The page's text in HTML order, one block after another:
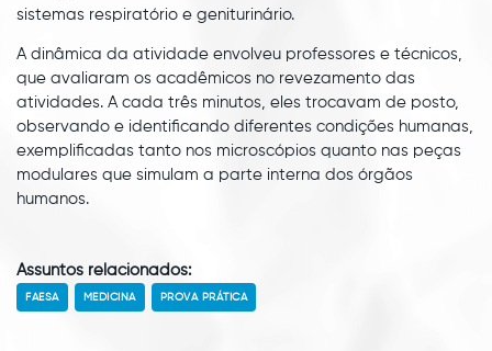
sistemas respiratório e geniturinário.
A dinâmica da atividade envolveu professores e técnicos,
que avaliaram os acadêmicos no revezamento das
atividades. A cada três minutos, eles trocavam de posto,
observando e identificando diferentes condições humanas,
exemplificadas tanto nos microscópios quanto nas peças
modulares que simulam a parte interna dos órgãos
humanos.
Assuntos relacionados:
FAESA MEDICINA PROVA PRÁTICA